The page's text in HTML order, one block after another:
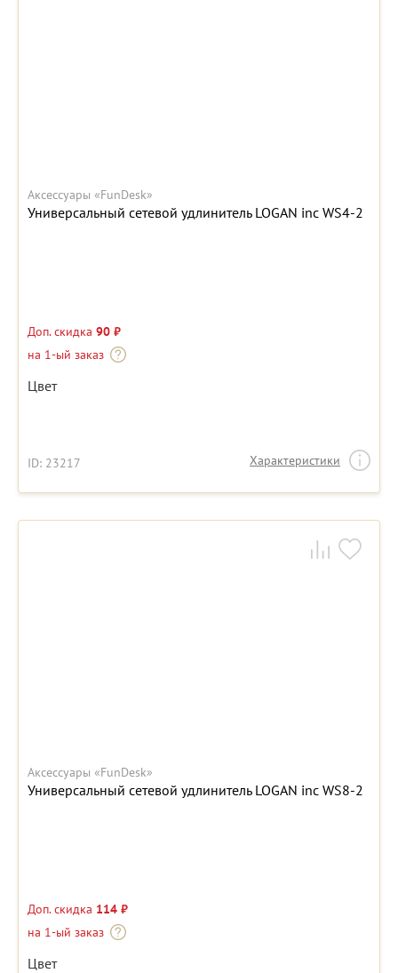
Аксессуары «FunDesk»
Универсальный сетевой удлинитель LOGAN inc WS4-2
Доп. скидка 90 ₽
на 1-ый заказ
Цвет
ID: 23217 Характеристики
Аксессуары «FunDesk»
Универсальный сетевой удлинитель LOGAN inc WS8-2
Доп. скидка 114 ₽
на 1-ый заказ
Цвет